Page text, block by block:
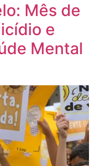
Mês de
e
Mental